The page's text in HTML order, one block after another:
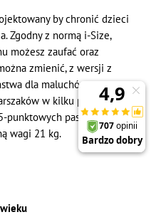
by chronić dzieci
Zgodny z normą i-Size,
możesz zaufać oraz
zmienić, z wersji z
dla maluchów, w
w kilku prostych
punktowych pasów
wagi 21 kg.